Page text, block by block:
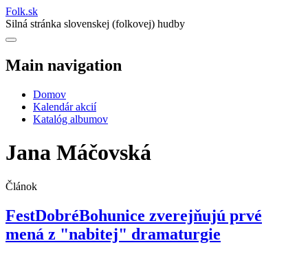
Folk.sk
Silná stránka slovenskej (folkovej) hudby
Main navigation
Domov
Kalendár akcií
Katalóg albumov
Jana Máčovská
Článok
FestDobréBohunice zverejňujú prvé
mená z "nabitej" dramaturgie